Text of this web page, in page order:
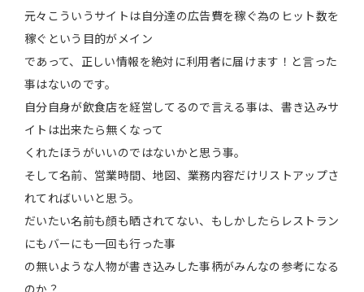
元々こういうサイトは自分達の広告費を稼ぐ為のヒット数を
稼ぐという目的がメイン
であって、正しい情報を絶対に利用者に届けます！と言った
事はないのです。
自分自身が飲食店を経営してるので言える事は、書き込みサ
イトは出来たら無くなって
くれたほうがいいのではないかと思う事。
そして名前、営業時間、地図、業務内容だけリストアップさ
れてればいいと思う。
だいたい名前も顔も晒されてない、もしかしたらレストラン
にもバーにも一回も行った事
の無いような人物が書き込みした事柄がみんなの参考になる